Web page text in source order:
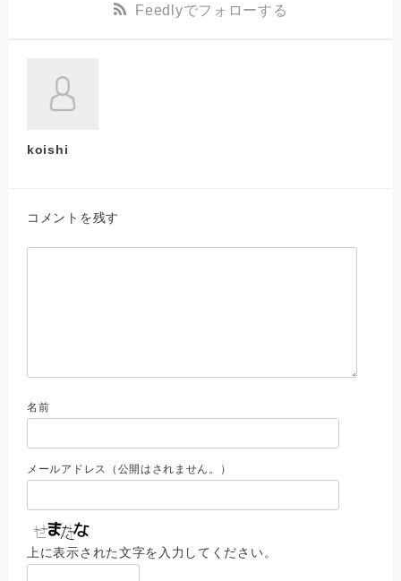
Feedlyでフォローする
koishi
コメントを残す
名前
メールアドレス（公開はされません。）
上に表示された文字を入力してください。